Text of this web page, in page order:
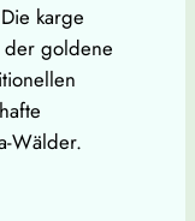
karge
der goldene
Wälder.